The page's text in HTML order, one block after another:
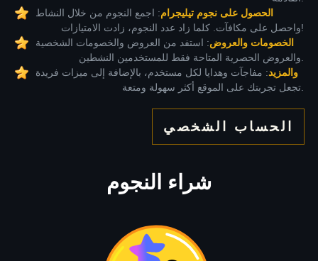
الحصول على نجوم تيليجرام: اجمع النجوم من خلال النشاط
واحصل على مكافآت. كلما زاد عدد النجوم، زادت الامتيازات!
الخصومات والعروض: استفد من العروض والخصومات الشخصية
والمزيد: مفاجآت وهدايا لكل مستخدم، بالإضافة إلى ميزات فريدة
الحساب الشخصي
شراء النجوم